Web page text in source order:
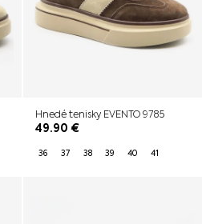
Hnedé tenisky EVENTO 9785
49.90 €
36 37 38 39 40 41